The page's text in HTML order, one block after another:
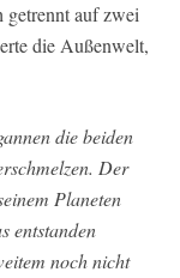
getrennt auf zwei
die Außenwelt,
die beiden
Der
Planeten
entstanden
noch nicht